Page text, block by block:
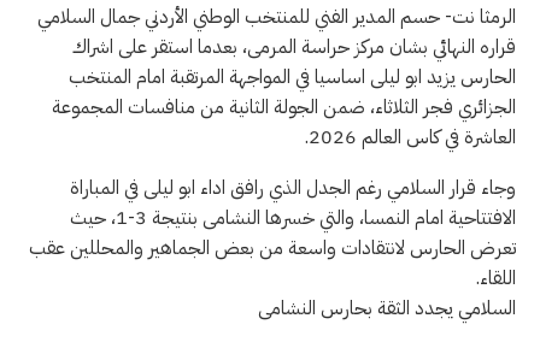
الرمثا نت- حسم المدير الفني للمنتخب الوطني الأردني جمال السلامي
قراره النهائي بشان مركز حراسة المرمى، بعدما استقر على اشراك
الحارس يزيد ابو ليلى اساسيا في المواجهة المرتقبة امام المنتخب
الجزائري فجر الثلاثاء، ضمن الجولة الثانية من منافسات المجموعة
العاشرة في كاس العالم 2026.
وجاء قرار السلامي رغم الجدل الذي رافق اداء ابو ليلى في المباراة
الافتتاحية امام النمسا، والتي خسرها النشامى بنتيجة 3-1، حيث
تعرض الحارس لانتقادات واسعة من بعض الجماهير والمحللين عقب
اللقاء.
السلامي يجدد الثقة بحارس النشامى